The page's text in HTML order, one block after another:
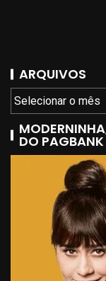
ARQUIVOS
DO PAGBANK